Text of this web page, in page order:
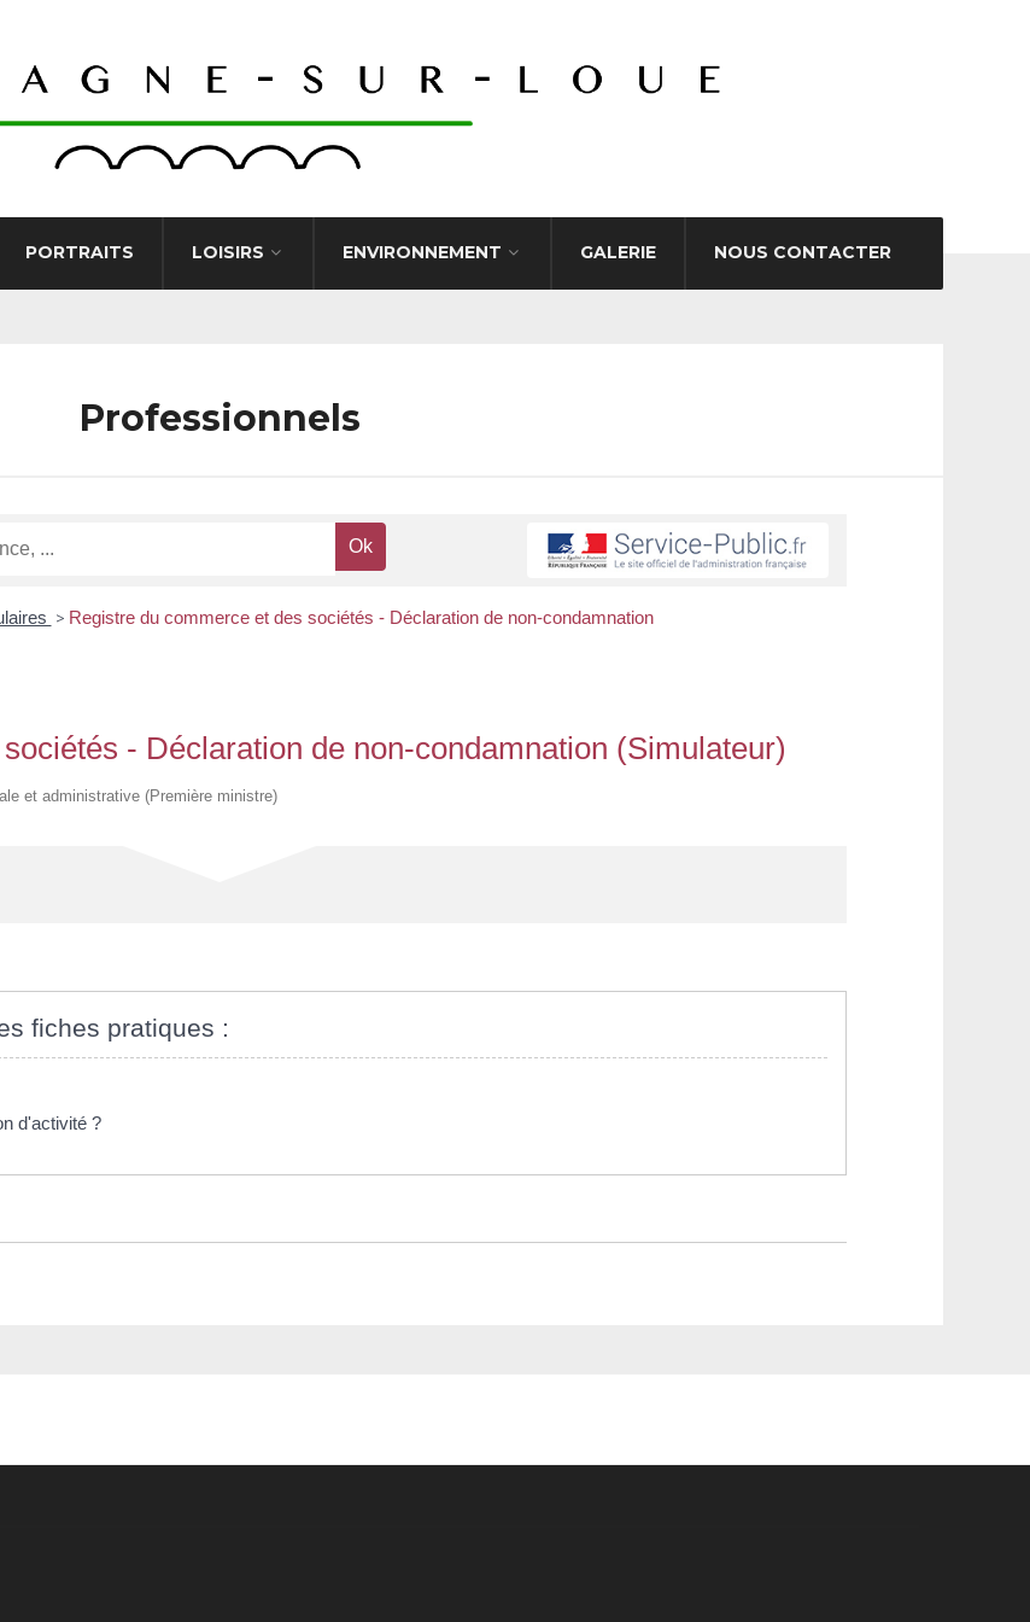
PORTRAITS LOISIRS ENVIRONNEMENT GALERIE NOUS CONTACTER
Professionnels
> Registre du commerce et des sociétés - Déclaration de non-condamnation
- Déclaration de non-condamnation (Simulateur)
et administrative (Première ministre)
fiches pratiques :
d'activité ?